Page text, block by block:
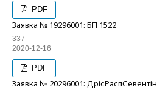
PDF
Заявка № 19296001: БП 1522
337
2020-12-16
PDF
Заявка № 20296001: ДрісРаспСевентін